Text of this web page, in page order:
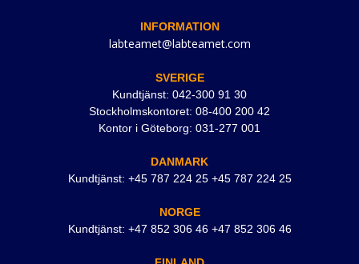
INFORMATION
labteamet@labteamet.com
SVERIGE
Kundtjänst: 042-300 91 30
Stockholmskontoret: 08-400 200 42
Kontor i Göteborg: 031-277 001
DANMARK
Kundtjänst: +45 787 224 25 +45 787 224 25
NORGE
Kundtjänst: +47 852 306 46 +47 852 306 46